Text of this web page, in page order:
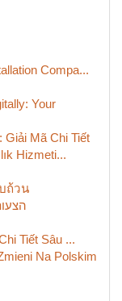
Compa...
Your
Giải Mã Chi Tiết
Hizmeti...
ถ้วน
Tiết Sâu ...
Na Polskim